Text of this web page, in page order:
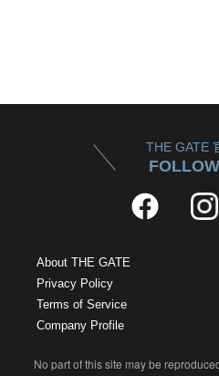
THE GATE
About THE GATE
Privacy Policy
Terms of Service
Company Profile
No part of this site may be